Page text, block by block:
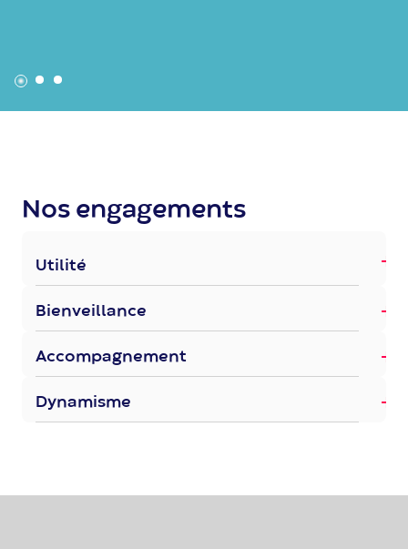
Nos engagements
Utilité
Bienveillance
Accompagnement
Dynamisme